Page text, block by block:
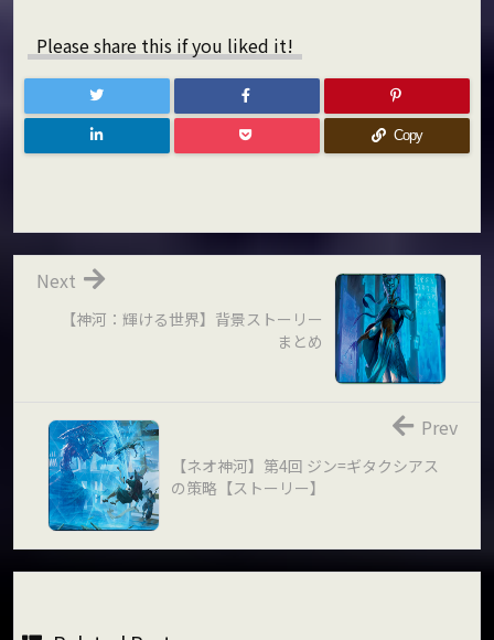
Please share this if you liked it!
Copy
【神河：輝ける世界】背景ストーリー
まとめ
Next
【ネオ神河】第4回 ジン=ギタクシアス
の策略【ストーリー】
Prev